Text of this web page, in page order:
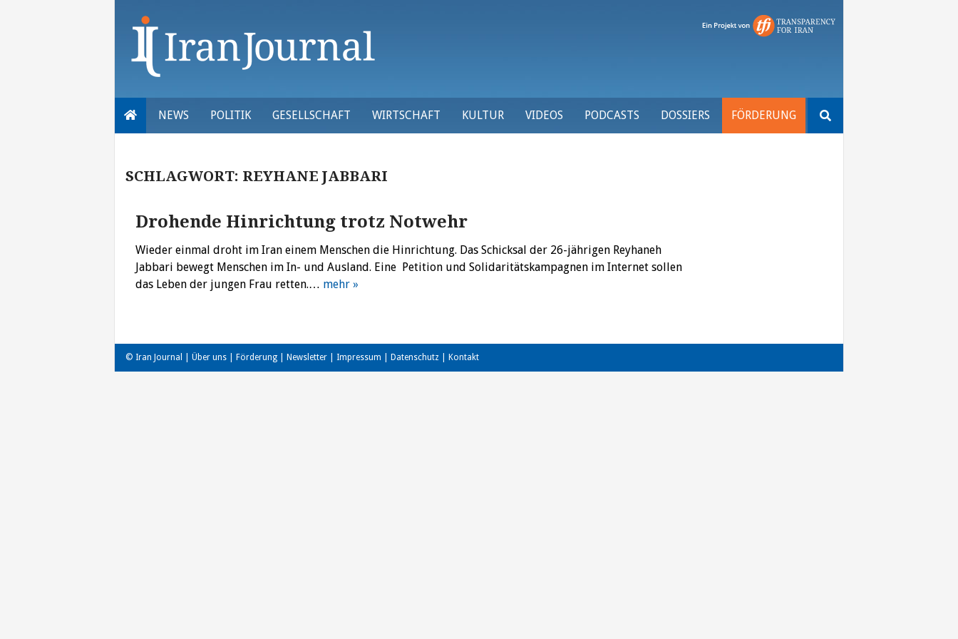
NEWS POLITIK GESELLSCHAFT WIRTSCHAFT KULTUR VIDEOS PODCASTS DOSSIERS FÖRDERUNG
nach:
SCHLAGWORT: REYHANE JABBARI
Drohende Hinrichtung trotz Notwehr
Wieder einmal droht im Iran einem Menschen die Hinrichtung. Das Schicksal der 26-jährigen Reyhaneh
Jabbari bewegt Menschen im In- und Ausland. Eine Petition und Solidaritätskampagnen im Internet sollen
das Leben der jungen Frau retten.… mehr »
© Iran Journal | Über uns Förderung Newsletter Impressum Datenschutz Kontakt